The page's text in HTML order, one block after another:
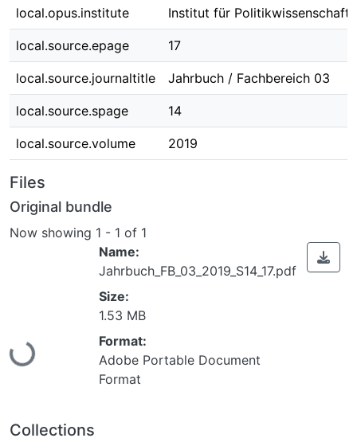
local.opus.institute Institut für
local.source.epage 17
local.source.journaltitle Jahrbuch / Fachbereich 03
local.source.spage 14
local.source.volume 2019
Files
Original bundle
Now showing 1 - 1 of 1
Loading...
Name:
Jahrbuch_FB_03_2019_S14_17.pdf
Size:
1.53 MB
Format:
Adobe Portable Document
Format
Collections